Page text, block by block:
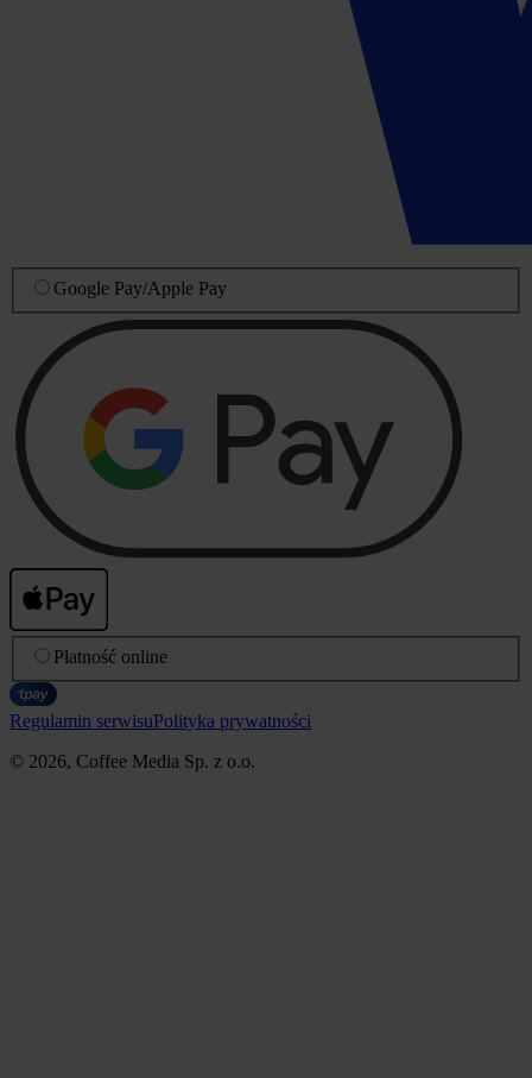
Google Pay/Apple Pay
Płatność online
Regulamin serwisuPolityka prywatności
© 2026, Coffee Media Sp. z o.o.